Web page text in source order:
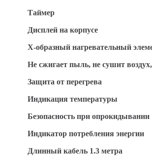
Таймер
Дисплей на корпусе
Х-образный нагревательный
Не сжигает пыль, не сушит
Защита от перегрева
Индикация температуры
Безопасность при опрокидывании
Индикатор потребления энергии
Длинный кабель 1.3 метра